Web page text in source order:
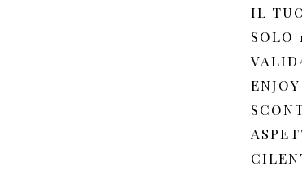
IL
SOLO